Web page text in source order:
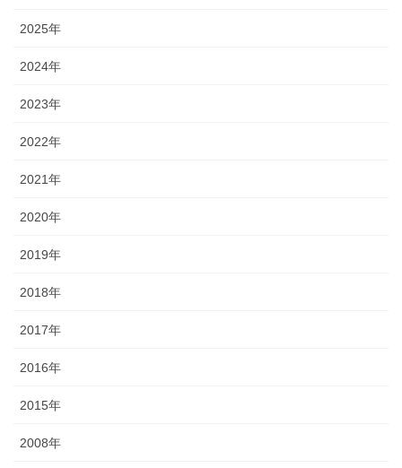
2025年
2024年
2023年
2022年
2021年
2020年
2019年
2018年
2017年
2016年
2015年
2008年